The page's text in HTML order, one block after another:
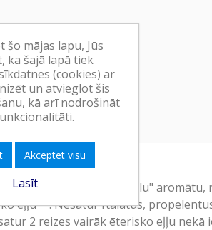
derīguma
Sangria un garšvielu" aromātu,
eļļu**. Nesatur ftalātus,
2 reizes vairāk ēterisko eļļu nekā
šo mājas lapu, Jūs
ka šajā lapā tiek
(cookies) ar
un atvieglot šis
kā arī nodrošināt
Akceptēt visu
Lasīt